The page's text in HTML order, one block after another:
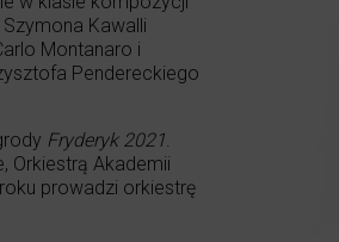
Kawalli
Montanaro i
Pendereckiego
Fryderyk 2021.
Orkiestrą Akademii
prowadzi orkiestrę